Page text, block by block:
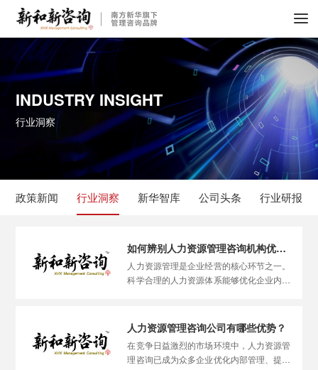
INDUSTRY INSIGHT
行业洞察
政策新闻 行业洞察 新华智库 公司头条 行业研报
如何辨别人力资源管理咨询机构优劣？
人力资源管理是企业经营的核心环节之一。
科学合理的人力资源体系能够优化企业内部
人才保障。
人力资源管理咨询公司有哪些优势？
在竞争日益激烈的市场环境中，人力资源管
理咨询已成为众多企业优化内部管理、提升